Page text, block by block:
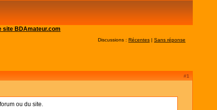
site BDAmateur.com
Discussions : Récentes | Sans réponse
#1
ou du site.